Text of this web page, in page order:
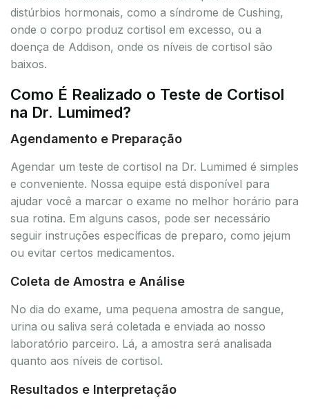
distúrbios hormonais, como a síndrome de Cushing,
onde o corpo produz cortisol em excesso, ou a
doença de Addison, onde os níveis de cortisol são
baixos.
Como É Realizado o Teste de Cortisol
na Dr. Lumimed?
Agendamento e Preparação
Agendar um teste de cortisol na Dr. Lumimed é simples
e conveniente. Nossa equipe está disponível para
ajudar você a marcar o exame no melhor horário para
sua rotina. Em alguns casos, pode ser necessário
seguir instruções específicas de preparo, como jejum
ou evitar certos medicamentos.
Coleta de Amostra e Análise
No dia do exame, uma pequena amostra de sangue,
urina ou saliva será coletada e enviada ao nosso
laboratório parceiro. Lá, a amostra será analisada
quanto aos níveis de cortisol.
Resultados e Interpretação